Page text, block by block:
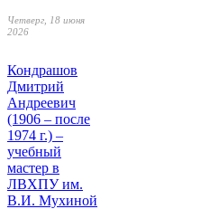
Четверг, 18 июня
2026
Кондрашов
Дмитрий
Андреевич
(1906 – после
1974 г.) –
учебный
мастер в
ЛВХПУ им.
В.И. Мухиной